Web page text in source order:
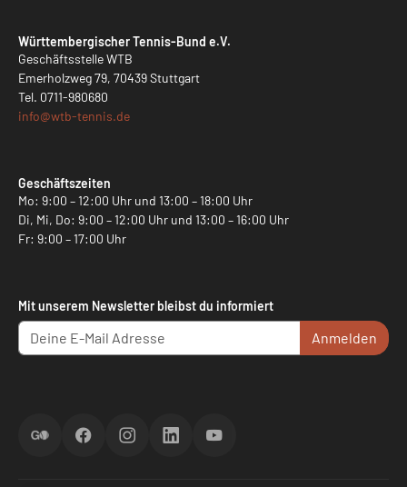
Württembergischer Tennis-Bund e.V.
Geschäftsstelle WTB
Emerholzweg 79, 70439 Stuttgart
Tel. 0711-980680
info@wtb-tennis.de
Geschäftszeiten
Mo: 9:00 – 12:00 Uhr und 13:00 – 18:00 Uhr
Di, Mi, Do: 9:00 – 12:00 Uhr und 13:00 – 16:00 Uhr
Fr: 9:00 – 17:00 Uhr
Mit unserem Newsletter bleibst du informiert
Anmelden
ScoreGOFacebookInstagramLinkedInYouTube